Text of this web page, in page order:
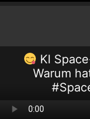
KI
Warum